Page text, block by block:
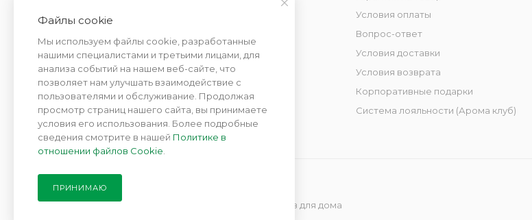
УСЛУГИ
Отзывы
Сотрудничество
Условия оплаты
Вопрос-ответ
Условия доставки
Условия возврата
Корпоративные подарки
Система лояльности (Арома клуб)
2019 - 2026 © Парфюм де Мезон - интернет бутик ароматов для дома
Файлы cookie
Мы используем файлы cookie, разработанные
нашими специалистами и третьими лицами, для
анализа событий на нашем веб-сайте, что
позволяет нам улучшать взаимодействие с
пользователями и обслуживание. Продолжая
просмотр страниц нашего сайта, вы принимаете
условия его использования. Более подробные
сведения смотрите в нашей Политике в
отношении файлов Cookie
ПРИНИМАЮ